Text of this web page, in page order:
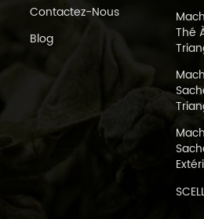
Contactez-Nous
Blog
Thé